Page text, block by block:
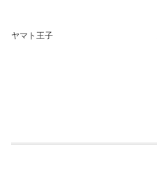
ヤマト王子